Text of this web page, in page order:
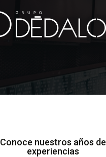
Conoce nuestros años de
experiencias